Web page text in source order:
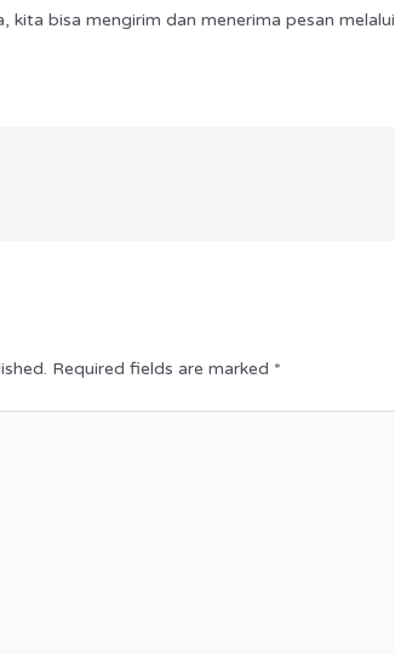
kita bisa mengirim dan menerima pesan melalui
Required fields are marked *